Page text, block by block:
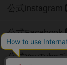
公式instagram
公式Facebook
公式YouTube